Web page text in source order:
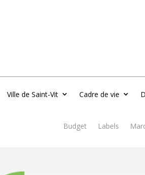
Ville de Saint-Vit Cadre de vie
Budget Labels